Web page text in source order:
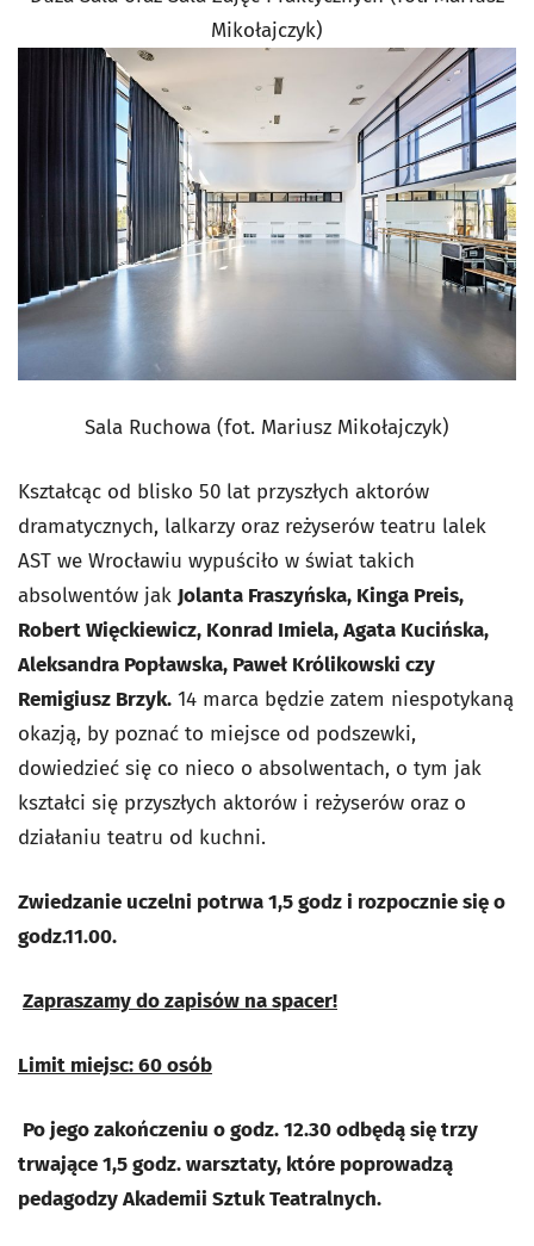
Mikołajczyk)
Sala Ruchowa (fot. Mariusz Mikołajczyk)
Kształcąc od blisko 50 lat przyszłych aktorów
dramatycznych, lalkarzy oraz reżyserów teatru lalek
AST we Wrocławiu wypuściło w świat takich
absolwentów jak Jolanta Fraszyńska, Kinga Preis,
Robert Więckiewicz, Konrad Imiela, Agata Kucińska,
Aleksandra Popławska, Paweł Królikowski czy
Remigiusz Brzyk. 14 marca będzie zatem niespotykaną
okazją, by poznać to miejsce od podszewki,
dowiedzieć się co nieco o absolwentach, o tym jak
kształci się przyszłych aktorów i reżyserów oraz o
działaniu teatru od kuchni.
Zwiedzanie uczelni potrwa 1,5 godz i rozpocznie się o
godz.11.00.
Zapraszamy do zapisów na spacer!
Limit miejsc: 60 osób
Po jego zakończeniu o godz. 12.30 odbędą się trzy
trwające 1,5 godz. warsztaty, które poprowadzą
pedagodzy Akademii Sztuk Teatralnych.